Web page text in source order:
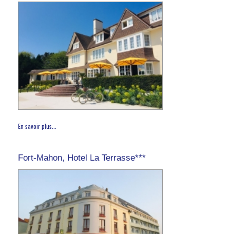
En savoir plus...
Fort-Mahon, Hotel La Terrasse***